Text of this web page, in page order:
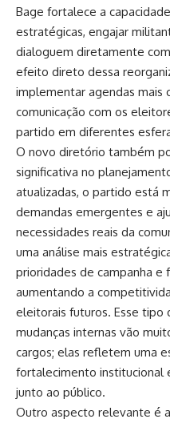
Bage fortalece a
estratégicas, engajar
dialoguem diretamente
efeito direto dessa
implementar agendas mais
comunicação com os
partido em diferentes
O novo diretório também
significativa no
atualizadas, o partido está
demandas emergentes e
necessidades reais da
uma análise mais
prioridades de campanha e
aumentando a
eleitorais futuros. Esse
mudanças internas vão
cargos; elas refletem uma
fortalecimento institucional
junto ao público.
Outro aspecto relevante é